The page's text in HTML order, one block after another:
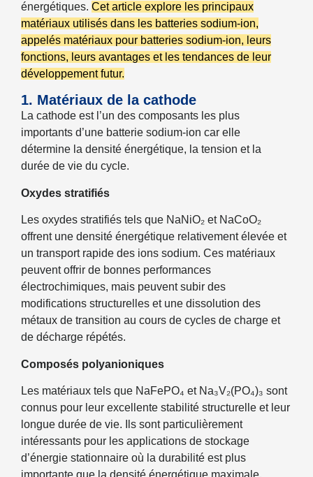
énergétiques. Cet article explore les principaux
matériaux utilisés dans les batteries sodium-ion,
appelés matériaux pour batteries sodium-ion, leurs
fonctions, leurs avantages et les tendances de leur
développement futur.
1. Matériaux de la cathode
La cathode est l’un des composants les plus
importants d’une batterie sodium-ion car elle
détermine la densité énergétique, la tension et la
durée de vie du cycle.
Oxydes stratifiés
Les oxydes stratifiés tels que NaNiO₂ et NaCoO₂
offrent une densité énergétique relativement élevée et
un transport rapide des ions sodium. Ces matériaux
peuvent offrir de bonnes performances
électrochimiques, mais peuvent subir des
modifications structurelles et une dissolution des
métaux de transition au cours de cycles de charge et
de décharge répétés.
Composés polyanioniques
Les matériaux tels que NaFePO₄ et Na₃V₂(PO₄)₃ sont
connus pour leur excellente stabilité structurelle et leur
longue durée de vie. Ils sont particulièrement
intéressants pour les applications de stockage
d’énergie stationnaire où la durabilité est plus
importante que la densité énergétique maximale.